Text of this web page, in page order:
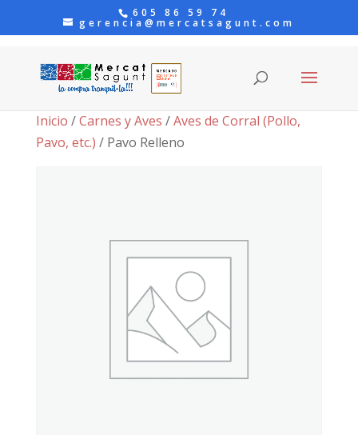
605 86 59 74
gerencia@mercatsagunt.com
Inicio /Carnes y Aves /Aves de Corral (Pollo,
Pavo, etc.) / Pavo Relleno